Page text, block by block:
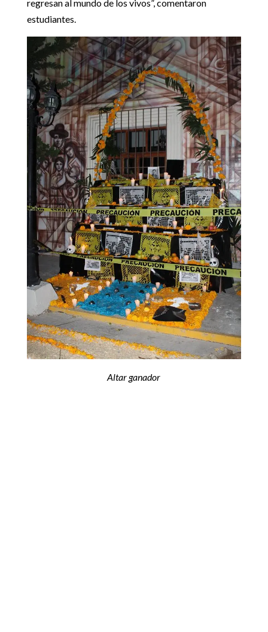
regresan al mundo de los vivos”, comentaron
estudiantes.
Altar ganador